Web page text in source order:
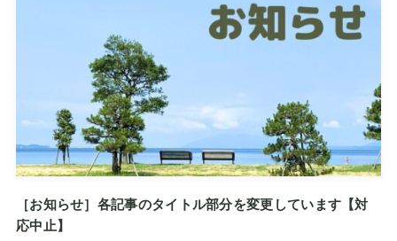
［お知らせ］各記事のタイトル部分を変更しています【対
応中止】